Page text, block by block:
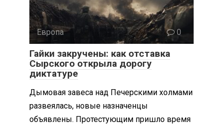
Европа 0
Гайки закручены: как отставка
Сырского открыла дорогу
диктатуре
Дымовая завеса над Печерскими холмами
развеялась, новые назначенцы
объявлены. Протестующим пришло время